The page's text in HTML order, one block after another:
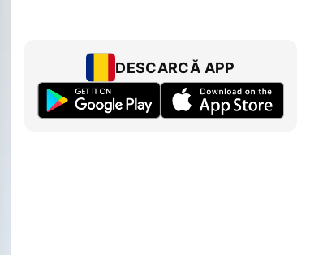
DESCARCĂ APP